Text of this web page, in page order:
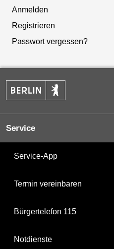
Anmelden
Registrieren
Passwort vergessen?
Service
Service-App
Termin vereinbaren
Bürgertelefon 115
Notdienste